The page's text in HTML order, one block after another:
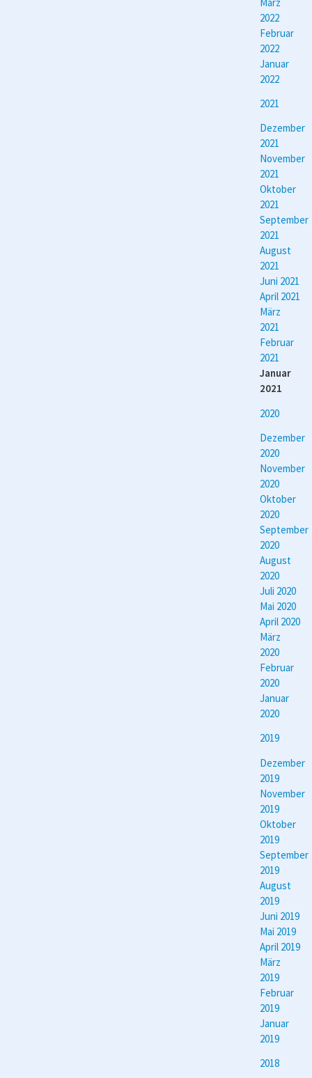
2022
Februar
2022
Januar
2022
2021
Dezember
2021
November
2021
Oktober
2021
September
2021
August
2021
Juni 2021
April 2021
März
2021
Februar
2021
Januar
2021
2020
Dezember
2020
November
2020
Oktober
2020
September
2020
August
2020
Juli 2020
Mai 2020
April 2020
März
2020
Februar
2020
Januar
2020
2019
Dezember
2019
November
2019
Oktober
2019
September
2019
August
2019
Juni 2019
Mai 2019
April 2019
März
2019
Februar
2019
Januar
2019
2018